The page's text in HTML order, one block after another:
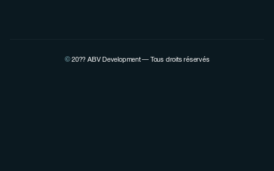
© 20?? ABV Development — Tous droits réservés